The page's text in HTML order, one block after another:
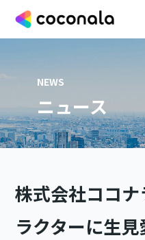
NEWS
ニュース
株式会社ココ
ラクターに生